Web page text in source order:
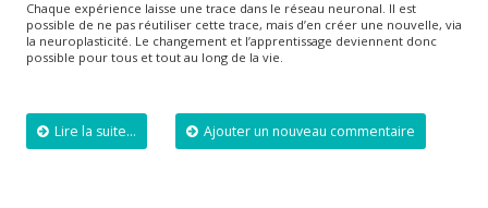
Chaque expérience laisse une trace dans le réseau neuronal. Il est
possible de ne pas réutiliser cette trace, mais d’en créer une nouvelle, via
la neuroplasticité. Le changement et l’apprentissage deviennent donc
possible pour tous et tout au long de la vie.
Lire la suite... Ajouter un nouveau commentaire